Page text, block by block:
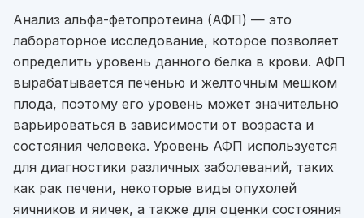
Анализ альфа-фетопротеина (АФП) — это
лабораторное исследование, которое позволяет
определить уровень данного белка в крови. АФП
вырабатывается печенью и желточным мешком
плода, поэтому его уровень может значительно
варьироваться в зависимости от возраста и
состояния человека. Уровень АФП используется
для диагностики различных заболеваний, таких
как рак печени, некоторые виды опухолей
яичников и яичек, а также для оценки состояния